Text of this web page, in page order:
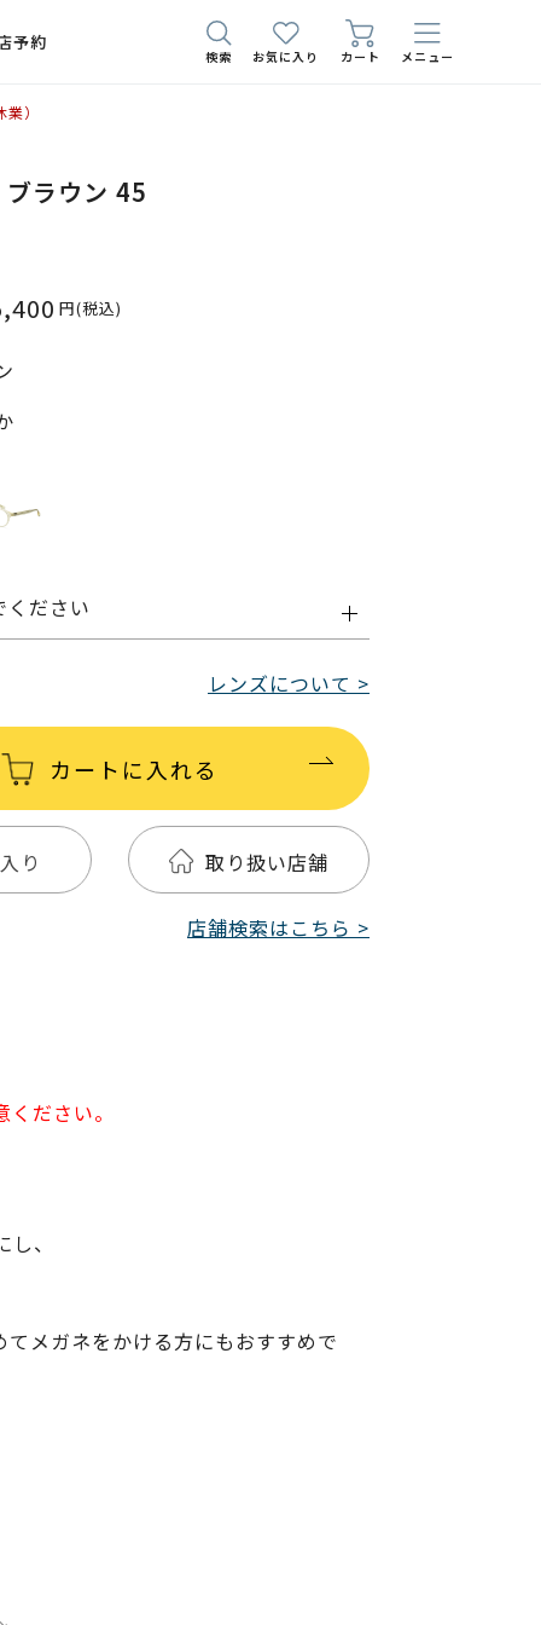
予約
検索 お気に入り カート メニュー
）
ラウン 45
円(税込)
ください
レンズについて >
カートに入れる
り 取り扱い店舗
店舗検索はこちら >
ださい。
、
メガネをかける方にもおすすめで